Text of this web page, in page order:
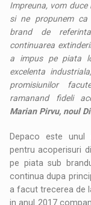
Impreuna, vom duce
si ne propunem ca
brand de referinta
continuarea
a impus pe piata
excelenta
promisiunilor
ramanand fideli
Marian Pirvu, noul
Depaco este unul
pentru acoperisuri
pe piata sub
continua dupa
a facut trecerea de
in anul 2017